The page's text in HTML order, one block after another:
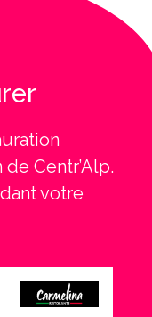
Centr’Alp.
votre